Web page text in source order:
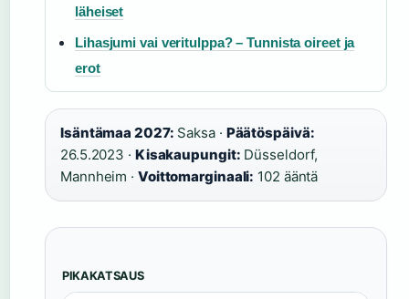
läheiset
Lihasjumi vai veritulppa? – Tunnista oireet ja
erot
Isäntämaa 2027: Saksa · Päätöspäivä:
26.5.2023 · Kisakaupungit: Düsseldorf,
Mannheim · Voittomarginaali: 102 ääntä
PIKAKATSAUS